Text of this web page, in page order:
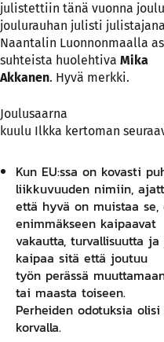
julistettiin tänä vuonna
joulurauhan julisti julistajana
Naantalin Luonnonmaalla
suhteista huolehtiva Mika
Akkanen. Hyvä merkki.
Joulusaarna
kuulu Ilkka kertoman
Kun EU:ssa on kovasti
liikkuvuuden nimiin,
että hyvä on muistaa
enimmäkseen kaipaavat
vakautta, turvallisuutta
kaipaa sitä että joutuu
työn perässä
tai maasta toiseen.
Perheiden odotuksia
korvalla.